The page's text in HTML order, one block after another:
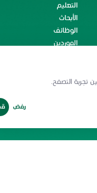
تجربة التصفح.
رفض
التعليم
الأبحاث
الوظائف
الموردين